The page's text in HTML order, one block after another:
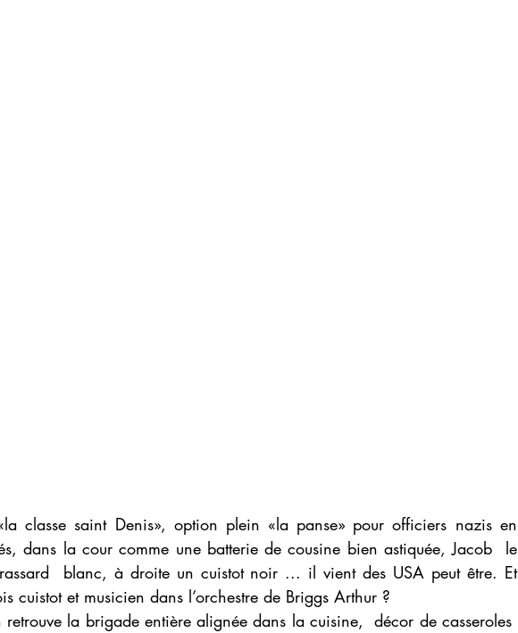
classe saint Denis», option plein «la panse» pour officiers nazis en
dans la cour comme une batterie de cousine bien astiquée, Jacob  le
blanc, à droite un cuistot noir ... il vient des USA peut être. Et
cuistot et musicien dans l’orchestre de Briggs Arthur ?
retrouve la brigade entière alignée dans la cuisine,  décor de casseroles